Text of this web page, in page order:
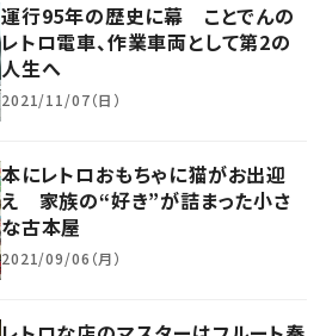
運行95年の歴史に幕 ことでんの
レトロ電車、作業車両として第2の
人生へ
2021/11/07（日）
本にレトロおもちゃに猫がお出迎
え 家族の“好き”が詰まった小さ
な古本屋
2021/09/06（月）